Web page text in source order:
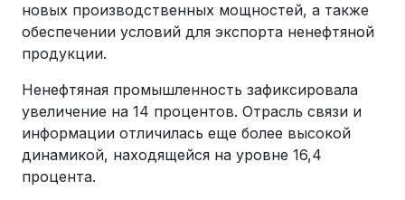
новых производственных мощностей, а также
обеспечении условий для экспорта ненефтяной
продукции.
Ненефтяная промышленность зафиксировала
увеличение на 14 процентов. Отрасль связи и
информации отличилась еще более высокой
динамикой, находящейся на уровне 16,4
процента.